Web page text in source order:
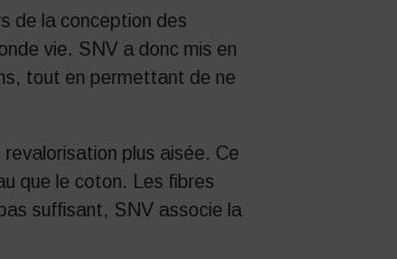
de la conception des
vie. SNV a donc mis en
tout en permettant de ne
plus aisée. Ce
que le coton. Les fibres
suffisant, SNV associe la